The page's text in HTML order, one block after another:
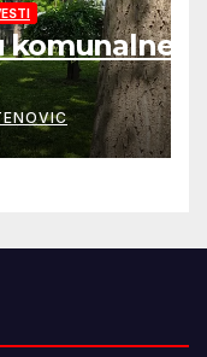
komunalne